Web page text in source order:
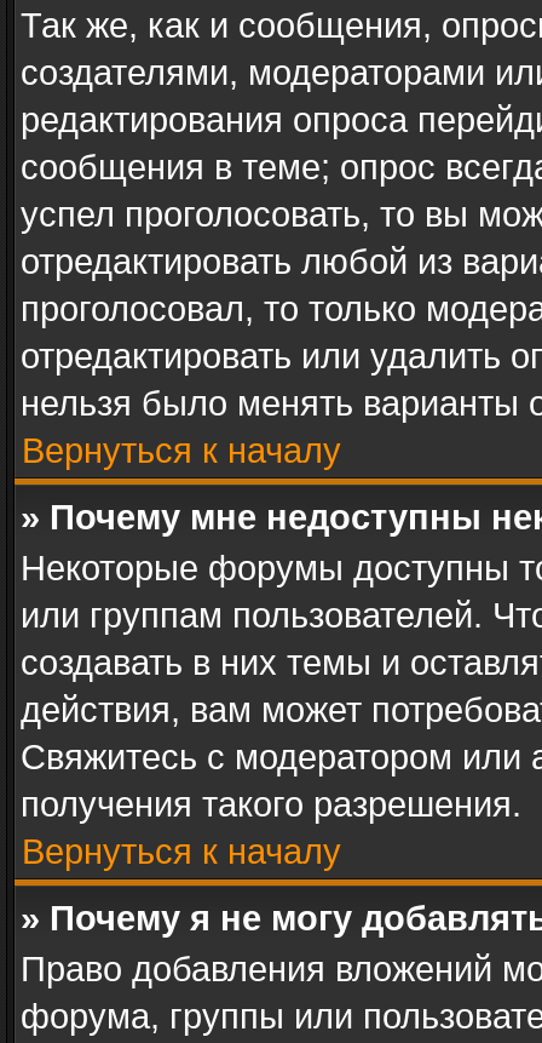
Так же, как и сообщения,
создателями, модераторами
редактирования опроса
сообщения в теме; опрос
успел проголосовать, то вы
отредактировать любой из
проголосовал, то только
отредактировать или удалить
нельзя было менять варианты
Вернуться к началу
» Почему мне недоступны
Некоторые форумы доступны
или группам пользователей.
создавать в них темы и
действия, вам может
Свяжитесь с модератором
получения такого разрешения.
Вернуться к началу
» Почему я не могу
Право добавления вложений
форума, группы или